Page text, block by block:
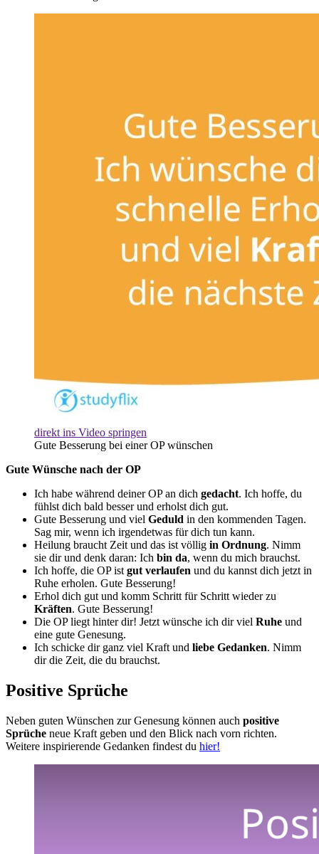
direkt ins Video springen
Gute Besserung bei einer OP wünschen
Gute Wünsche nach der OP
Ich habe während deiner OP an dich gedacht. Ich hoffe, du
fühlst dich bald besser und erholst dich gut.
Gute Besserung und viel Geduld in den kommenden Tagen.
Sag mir, wenn ich irgendetwas für dich tun kann.
Heilung braucht Zeit und das ist völlig in Ordnung. Nimm
sie dir und denk daran: Ich bin da, wenn du mich brauchst.
Ich hoffe, die OP ist gut verlaufen und du kannst dich jetzt in
Ruhe erholen. Gute Besserung!
Erhol dich gut und komm Schritt für Schritt wieder zu
Kräften. Gute Besserung!
Die OP liegt hinter dir! Jetzt wünsche ich dir viel Ruhe und
eine gute Genesung.
Ich schicke dir ganz viel Kraft und liebe Gedanken. Nimm
dir die Zeit, die du brauchst.
Positive Sprüche
Neben guten Wünschen zur Genesung können auch positive
Sprüche neue Kraft geben und den Blick nach vorn richten.
Weitere inspirierende Gedanken findest du hier!